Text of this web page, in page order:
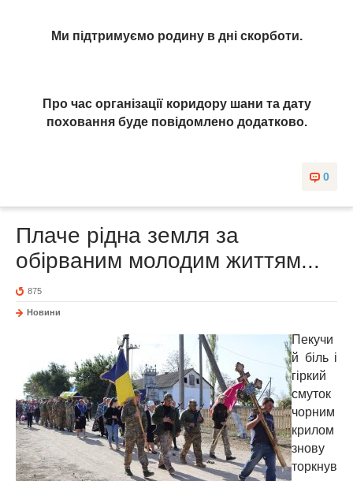
Ми підтримуємо родину в дні скорботи.
Про час організації коридору шани та дату
поховання буде повідомлено додатково.
0
Плаче рідна земля за
обірваним молодим життям...
875
Новини
Пекучи
й біль і
гіркий
смуток
чорним
крилом
знову
торкнув